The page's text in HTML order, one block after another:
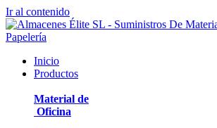
Ir al contenido
Inicio
Productos
Material de
Oficina